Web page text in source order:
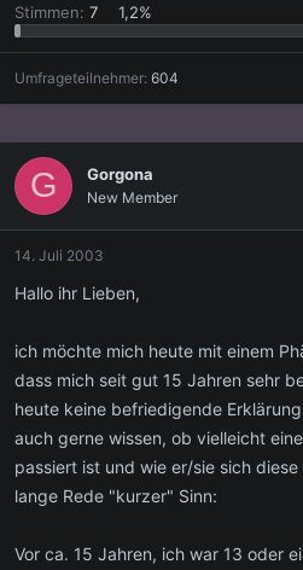
Stimmen: 7 1,2%
Umfrageteilnehmer 604
G Gorgona
New Member
14. Juli 2003
Hallo ihr Lieben,
ich möchte mich heute mit einem
dass mich seit gut 15 Jahren sehr
heute keine befriedigende
auch gerne wissen, ob vielleicht
passiert ist und wie er/sie sich
lange Rede "kurzer" Sinn:
Vor ca. 15 Jahren, ich war 13 oder